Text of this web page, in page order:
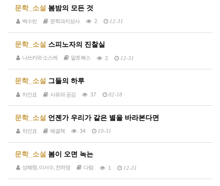
문학_소설 봄밤의 모든 것
백수린 문학과지성사 2 12-31
문학_소설 스피노자의 진찰실
나쓰카와 소스케 알토북스 2 12-31
문학_소설 그들의 하루
차인표 사유와 공감 37 02-18
문학_소설 언젠가 우리가 같은 별을 바라본다면
차인표 해결책 34 10-31
문학_소설 봄이 오면 녹는
성혜령, 이서수, 전하영 다람 1 12-31